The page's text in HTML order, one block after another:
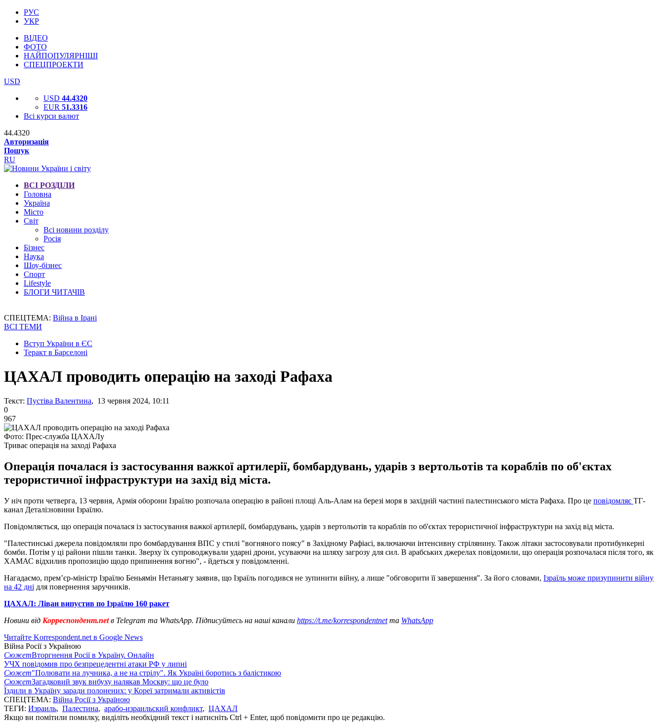
РУС
УКР
ВІДЕО
ФОТО
НАЙПОПУЛЯРНІШІ
СПЕЦПРОЕКТИ
USD
USD 44.4320
EUR 51.3316
Всі курси валют
44.4320
Авторизація
Пошук
RU
ВСІ РОЗДІЛИ
Головна
Україна
Місто
Світ
Всі новини розділу
Росія
Бізнес
Наука
Шоу-бізнес
Спорт
Lifestyle
БЛОГИ ЧИТАЧІВ
СПЕЦТЕМА: Війна в Ірані
ВСІ ТЕМИ
Вступ України в ЄС
Теракт в Барселоні
ЦАХАЛ проводить операцію на заході Рафаха
Текст: Пустіва Валентина, 13 червня 2024, 10:11
0
967
Фото: Прес-служба ЦАХАЛу
Триває операція на заході Рафаха
Операція почалася із застосування важкої артилерії, бомбардувань, ударів з вертольотів та кораблів по об'єктах
терористичної інфраструктури на захід від міста.
У ніч проти четверга, 13 червня, Армія оборони Ізраїлю розпочала операцію в районі площі Аль-Алам на березі моря в західній частині палестинського міста Рафаха. Про це повідомляє ТГ-
канал Деталі:новини Ізраїлю.
Повідомляється, що операція почалася із застосування важкої артилерії, бомбардувань, ударів з вертольотів та кораблів по об'єктах терористичної інфраструктури на захід від міста.
"Палестинські джерела повідомляли про бомбардування ВПС у стилі "вогняного поясу" в Західному Рафіасі, включаючи інтенсивну стрілянину. Також літаки застосовували протибункерні
бомби. Потім у ці райони пішли танки. Зверху їх супроводжували ударні дрони, усуваючи на шляху загрозу для сил. В арабських джерелах повідомили, що операція розпочалася після того, як
ХАМАС відхилив пропозицію щодо припинення вогню", - йдеться у повідомленні.
Нагадаємо, прем’єр-міністр Ізраїлю Беньямін Нетаньягу заявив, що Ізраїль погодився не зупинити війну, а лише "обговорити її завершення". За його словами, Ізраїль може призупинити війну
на 42 дні для повернення заручників.
ЦАХАЛ: Ліван випустив по Ізраїлю 160 ракет
Новини від Корреспондент.netв Telegram та WhatsApp. Підписуйтесь на наші канали https://t.me/korrespondentnetта WhatsApp
Читайте Korrespondent.net в Google News
Війна Росії з Україною
СюжетВторгнення Росії в Україну. Онлайн
УЧХ повідомив про безпрецедентні атаки РФ у липні
Сюжет"Полювати на лучника, а не на стрілу". Як Україні боротись з балістикою
СюжетЗагадковий звук вибуху налякав Москву: що це було
Їздили в Україну заради полонених: у Кореї затримали активістів
СПЕЦТЕМА: Війна Росії з Україною
ТЕГИ: Израиль, Палестина, арабо-израильский конфликт, ЦАХАЛ
Якщо ви помітили помилку, виділіть необхідний текст і натисніть Ctrl + Enter, щоб повідомити про це редакцію.